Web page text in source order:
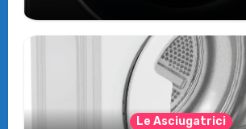
Le Asciugatrici